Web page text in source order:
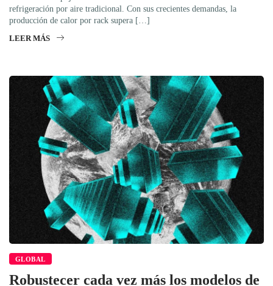
refrigeración por aire tradicional. Con sus crecientes demandas, la
producción de calor por rack supera […]
LEER MÁS
GLOBAL
Robustecer cada vez más los modelos de